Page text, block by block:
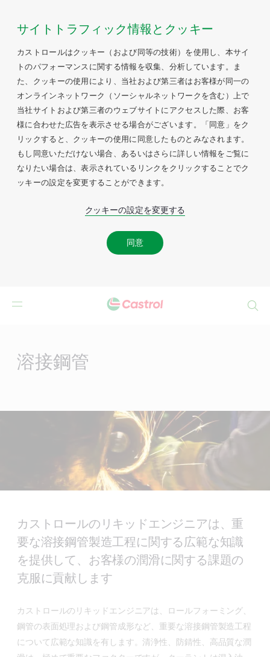
サイトトラフィック情報とクッキー
カストロールはクッキー（および同等の技術）を使用し、本サイ
トのパフォーマンスに関する情報を収集、分析しています。ま
た、クッキーの使用により、当社および第三者はお客様が同一の
オンラインネットワーク（ソーシャルネットワークを含む）上で
当社サイトおよび第三者のウェブサイトにアクセスした際、お客
様に合わせた広告を表示させる場合がございます。「同意」をク
リックすると、クッキーの使用に同意したものとみなされます。
もし同意いただけない場合、あるいはさらに詳しい情報をご覧に
なりたい場合は、表示されているリンクをクリックすることでク
ッキーの設定を変更することができます。
クッキーの設定を変更する
同意
溶接鋼管
カストロールのリキッドエンジニアは、重
要な溶接鋼管製造工程に関する広範な知識
を提供して、お客様の潤滑に関する課題の
克服に貢献します
カストロールのリキッドエンジニアは、ロールフォーミング、
鋼管の表面処理および鋼管成形など、重要な溶接鋼管製造工程
について広範な知識を有します。清浄性、防錆性、高品質な潤